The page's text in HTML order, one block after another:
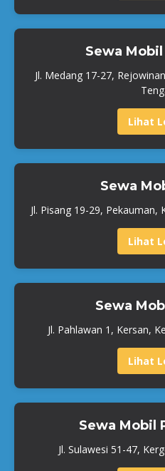
Sewa
Jl. Medang 17-27,
Lihat
Sewa
Jl. Pisang 19-29, Pekauman,
Lihat
Sewa
Jl. Pahlawan 1, Kersan,
Lihat
Sewa Mobil
Jl. Sulawesi 51-47,